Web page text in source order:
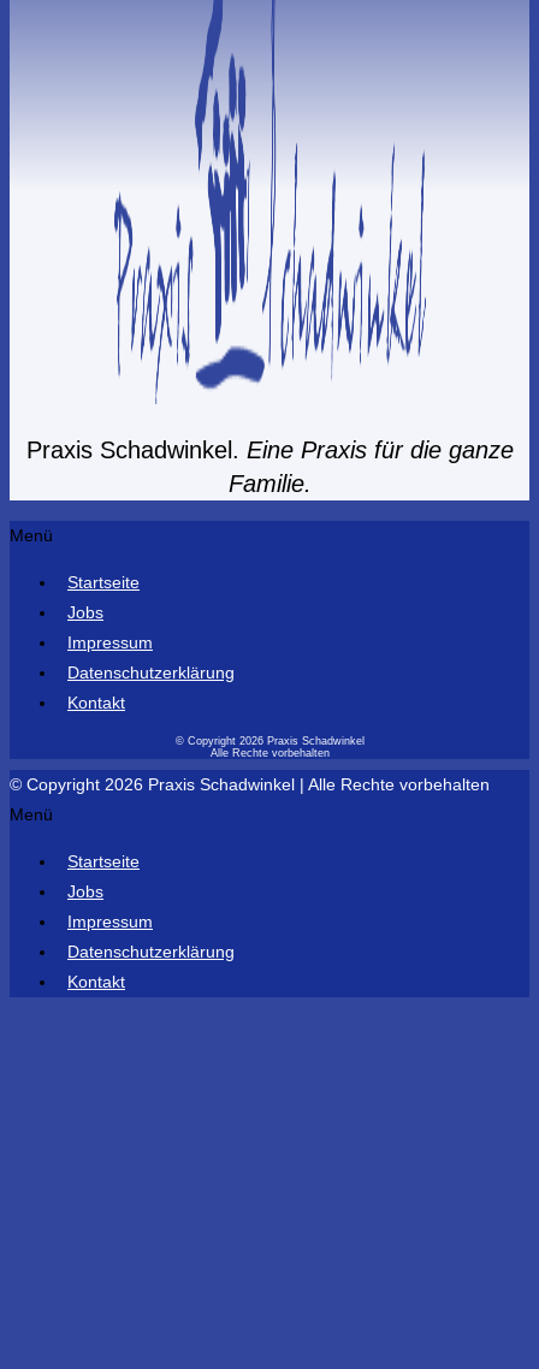
Praxis Schadwinkel. Eine Praxis für die ganze
Familie.
Menü
Startseite
Jobs
Impressum
Datenschutzerklärung
Kontakt
© Copyright 2026 Praxis Schadwinkel
Alle Rechte vorbehalten
© Copyright 2026 Praxis Schadwinkel | Alle Rechte vorbehalten
Menü
Startseite
Jobs
Impressum
Datenschutzerklärung
Kontakt